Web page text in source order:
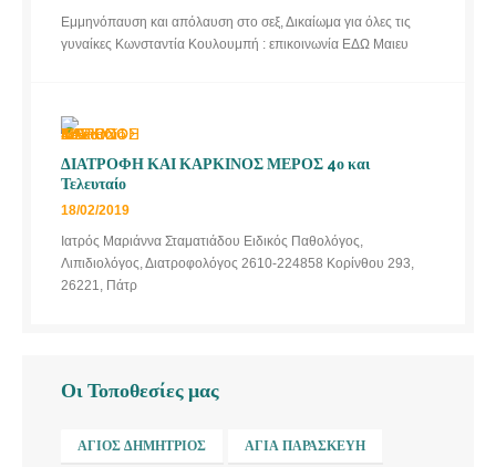
Εμμηνόπαυση και απόλαυση στο σεξ, Δικαίωμα για όλες τις
γυναίκες Κωνσταντία Κουλουμπή : επικοινωνία ΕΔΩ Μαιευ
ΔΙΑΤΡΟΦΗ ΚΑΙ ΚΑΡΚΙΝΟΣ ΜΕΡΟΣ 4ο και
Τελευταίο
18/02/2019
Ιατρός Μαριάννα Σταματιάδου Ειδικός Παθολόγος,
Λιπιδιολόγος, Διατροφολόγος 2610-224858 Κορίνθου 293,
26221, Πάτρ
Οι Τοποθεσίες μας
ΆΓΙΟΣ ΔΗΜΉΤΡΙΟΣ ΑΓΊΑ ΠΑΡΑΣΚΕΥΉ